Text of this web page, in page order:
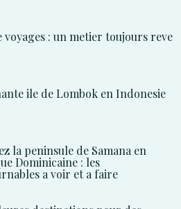
voyages : un metier toujours reve
ile de Lombok en Indonesie
la peninsule de Samana en
Dominicaine : les
a voir et a faire